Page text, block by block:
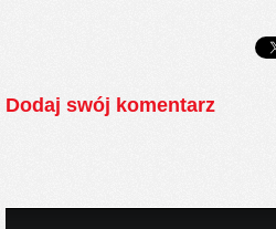
Dodaj swój komentarz